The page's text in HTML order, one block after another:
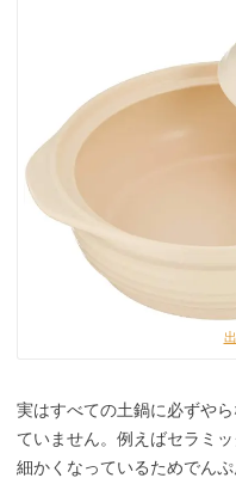
実はすべての土鍋に必ずや
ていません。例えばセラミ
細かくなっているためでん